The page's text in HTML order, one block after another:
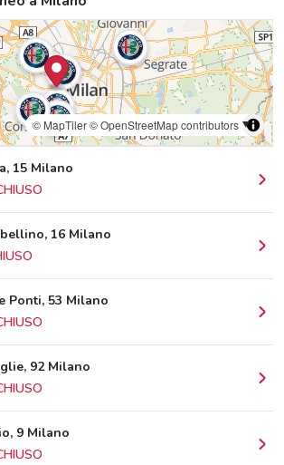
© MapTiler© OpenStreetMap contributors
15 Milano
16 Milano
Ponti, 53 Milano
92 Milano
9 Milano